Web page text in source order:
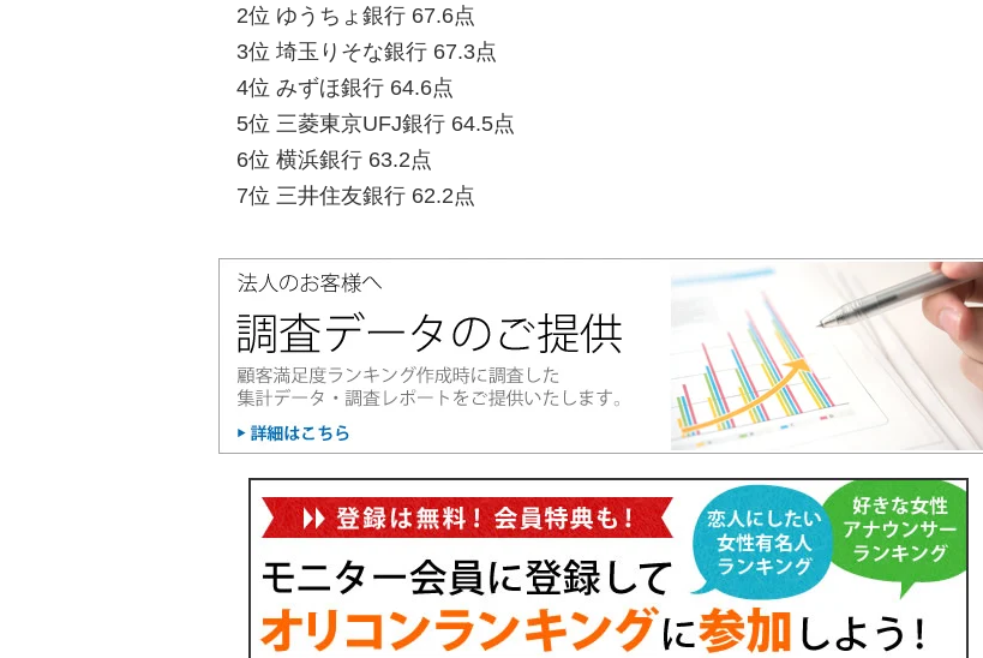
2位 ゆうちょ銀行 67.6点
3位 埼玉りそな銀行 67.3点
4位 みずほ銀行 64.6点
5位 三菱東京UFJ銀行 64.5点
6位 横浜銀行 63.2点
7位 三井住友銀行 62.2点